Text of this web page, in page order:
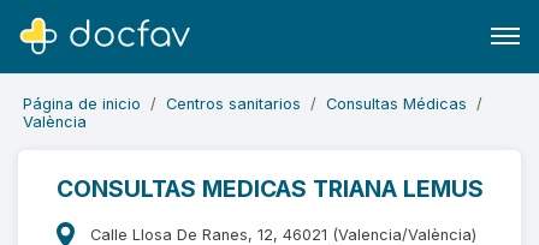
Página de inicio Centros sanitarios
Consultas Médicas
València
CONSULTAS MEDICAS TRIANA LEMUS
Calle Llosa De Ranes, 12, 46021 (Valencia/València)